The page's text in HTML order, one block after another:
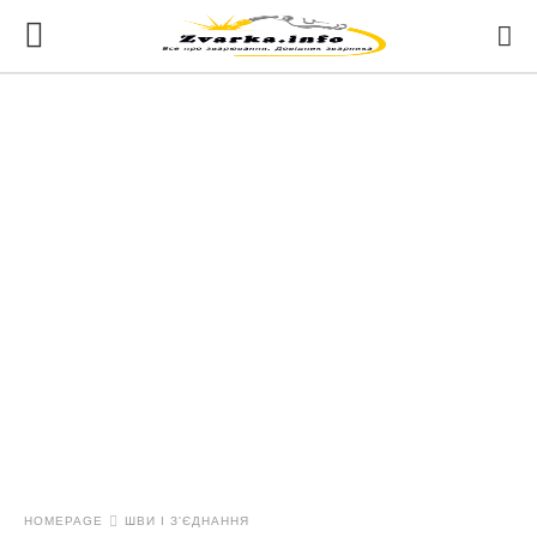
HOMEPAGE ШВИ І З'ЄДНАННЯ